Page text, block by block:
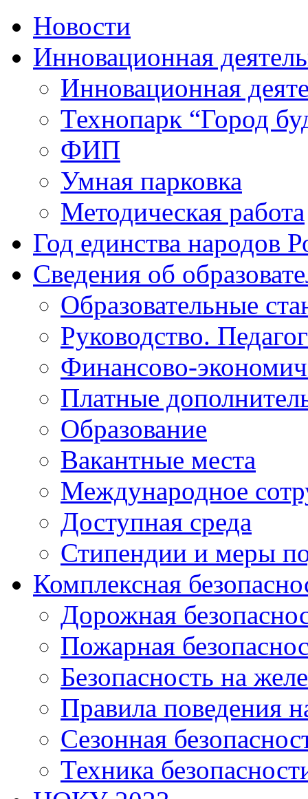
Новости
Инновационная
Инновационная
Технопарк “Город
ФИП
Умная парковка
Методическая работа
Год единства народов
Сведения об
Образовательные
Руководство.
Финансово-
Платные
Образование
Вакантные места
Международное
Доступная среда
Стипендии и меры
Комплексная
Дорожная
Пожарная
Безопасность на
Правила поведения
Сезонная
Техника